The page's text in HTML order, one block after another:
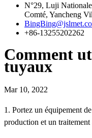
N°29, Luji
Comté, Yancheng
+86-13255202262
Comment
tuyaux
Mar 10, 2022
1. Portez un équipement
production et un traitement